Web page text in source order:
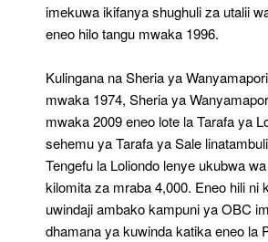
imekuwa ikifanya shughuli za utalii
eneo hilo tangu mwaka 1996.
Kulingana na Sheria ya
mwaka 1974, Sheria ya
mwaka 2009 eneo lote la Tarafa ya
sehemu ya Tarafa ya Sale
Tengefu la Loliondo lenye ukubwa
kilomita za mraba 4,000. Eneo hili ni
uwindaji ambako kampuni ya OBC
dhamana ya kuwinda katika eneo la